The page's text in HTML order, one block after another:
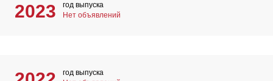
2023
год выпуска
Нет объявлений
год выпуска